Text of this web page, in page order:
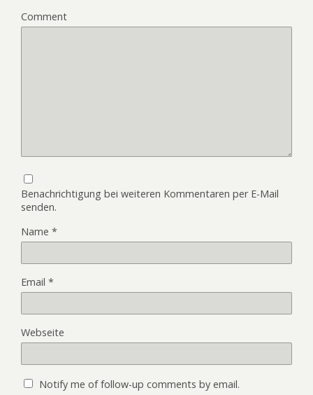
Comment
Benachrichtigung bei weiteren Kommentaren per E-Mail
senden.
Name *
Email *
Webseite
Notify me of follow-up comments by email.